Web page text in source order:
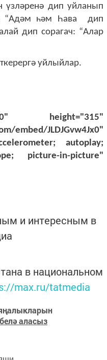
дип уйланып
“Адәм һәм Һава дип
дип сорагач: “Алар
уйлыйлар.
height="315"
embed/JLDJGvw4Jx0"
autoplay;
picture-in-picture"
и интересным в
в национальном
max.ru/tatmedia
аласыз